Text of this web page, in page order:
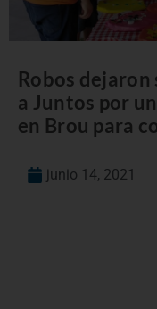
Robos
a Juntos por
en Brou para
junio 14, 2021